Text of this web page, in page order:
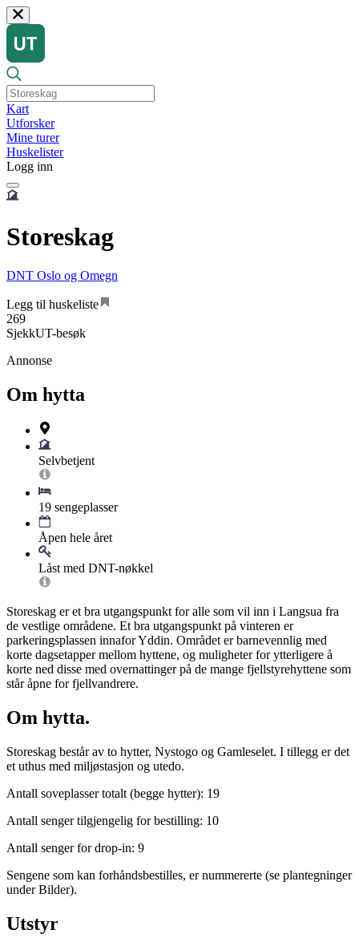
Kart
Utforsker
Mine turer
Huskelister
Logg inn
Storeskag
DNT Oslo og Omegn
Legg til huskeliste
269
SjekkUT-besøk
Annonse
Om hytta
Selvbetjent
19 sengeplasser
Åpen hele året
Låst med DNT-nøkkel
Storeskag er et bra utgangspunkt for alle som vil inn i Langsua fra
de vestlige områdene. Et bra utgangspunkt på vinteren er
parkeringsplassen innafor Yddin. Området er barnevennlig med
korte dagsetapper mellom hyttene, og muligheter for ytterligere å
korte ned disse med overnattinger på de mange fjellstyrehyttene som
står åpne for fjellvandrere.
Om hytta.
Storeskag består av to hytter, Nystogo og Gamleselet. I tillegg er det
et uthus med miljøstasjon og utedo.
Antall soveplasser totalt (begge hytter): 19
Antall senger tilgjengelig for bestilling: 10
Antall senger for drop-in: 9
Sengene som kan forhåndsbestilles, er nummererte (se plantegninger
under Bilder).
Utstyr